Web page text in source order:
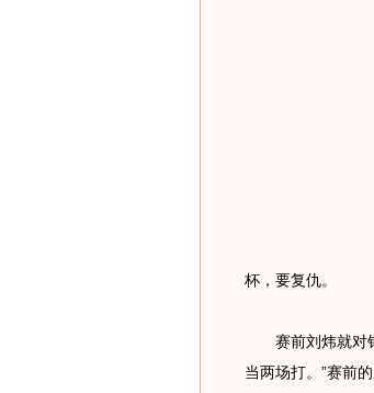
杯，要复仇。
赛前刘炜就对钻
当两场打。”赛前